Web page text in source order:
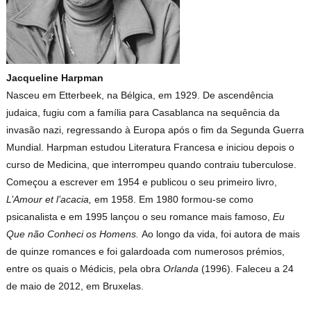
Jacqueline Harpman
Nasceu em Etterbeek, na Bélgica, em 1929. De ascendência
judaica, fugiu com a família para Casablanca na sequência da
invasão nazi, regressando à Europa após o fim da Segunda Guerra
Mundial. Harpman estudou Literatura Francesa e iniciou depois o
curso de Medicina, que interrompeu quando contraiu tuberculose.
Começou a escrever em 1954 e publicou o seu primeiro livro,
L’Amour et l’acacia,em 1958. Em 1980 formou-se como
psicanalista e em 1995 lançou o seu romance mais famoso,Eu
Que não Conheci os Homens.Ao longo da vida, foi autora de mais
de quinze romances e foi galardoada com numerosos prémios,
entre os quais o Médicis, pela obraOrlanda(1996). Faleceu a 24
de maio de 2012, em Bruxelas.